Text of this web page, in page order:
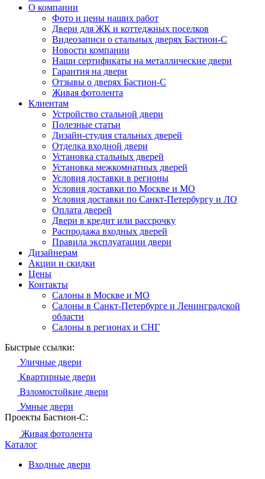
О компании
Фото и цены наших работ
Двери для ЖК и коттеджных поселков
Видеозаписи о стальных дверях Бастион-С
Новости компании
Наши сертификаты на металлические двери
Гарантия на двери
Отзывы о дверях Бастион-С
Живая фотолента
Клиентам
Устройство стальной двери
Полезные статьи
Дизайн-студия стальных дверей
Отделка входной двери
Установка стальных дверей
Установка межкомнатных дверей
Условия доставки в регионы
Условия доставки по Москве и МО
Условия доставки по Санкт-Петербургу и ЛО
Оплата дверей
Двери в кредит или рассрочку
Распродажа входных дверей
Правила эксплуатации двери
Дизайнерам
Акции и скидки
Цены
Контакты
Салоны в Москве и МО
Салоны в Санкт-Петербурге и Ленинградской
области
Салоны в регионах и СНГ
Быстрые ссылки:
Уличные двери
Квартирные двери
Взломостойкие двери
Умные двери
Проекты Бастион-С:
Живая фотолента
Каталог
Входные двери